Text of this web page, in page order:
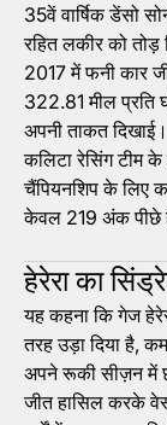
35वें वार्षिक डेंसो
रहित लकीर को
2017 में फनी कार
322.81 मील प्रति
अपनी ताकत
कलिटा रेसिंग टीम के
चैंपियनशिप के लिए
केवल 219 अंक पीछे
हेरेरा का
यह कहना कि गेज
तरह उड़ा दिया है,
अपने रूकी सीज़न में
जीत हासिल करके